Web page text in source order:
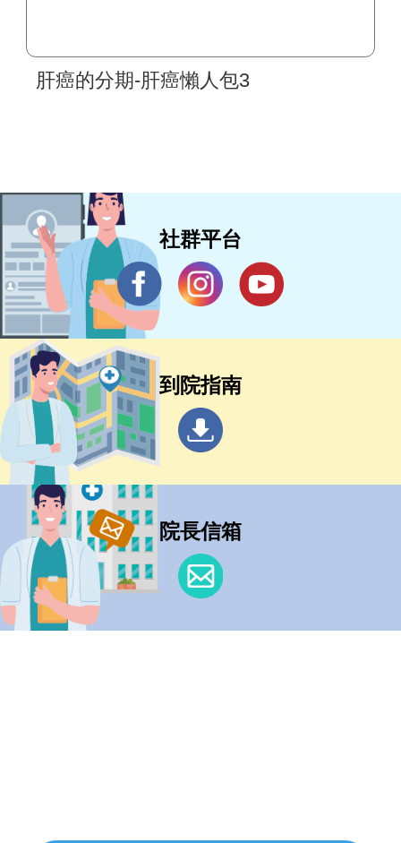
肝癌的分期-肝癌懶人包3
社群平台
到院指南
院長信箱